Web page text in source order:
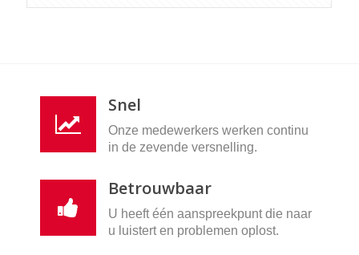
Snel
Onze medewerkers werken continu
in de zevende versnelling.
Betrouwbaar
U heeft één aanspreekpunt die naar
u luistert en problemen oplost.